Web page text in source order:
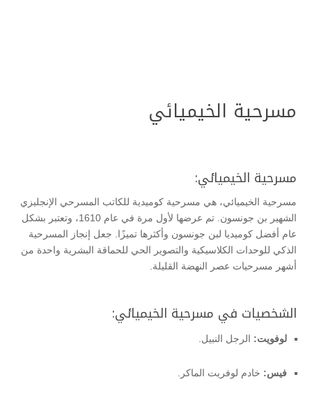
مسرحية الخيميائي
مسرحية الخيميائي:
مسرحية الخيميائي، هي مسرحية كوميدية للكاتب المسرحي الإنجليزي
الشهير بن جونسون. تم عرضها لأول مرة في عام 1610، وتعتبر بشكل
عام أفضل كوميديا لبن جونسون وأكثرها تميزًا. جعل إنجاز المسرحية
الذكي للوحدات الكلاسيكية والتصوير الحي للحماقة البشرية واحدة من
أشهر مسرحيات عصر النهضة القليلة.
الشخصيات في مسرحية الخيميائي:
لوفويت: الرجل النبيل.
فيس: خادم لوفريت الماكر.